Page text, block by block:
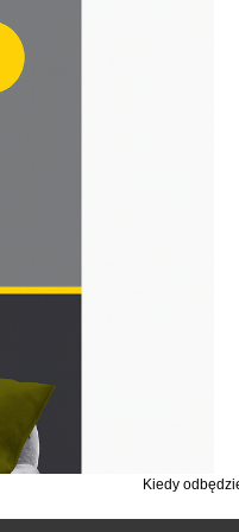
Kiedy